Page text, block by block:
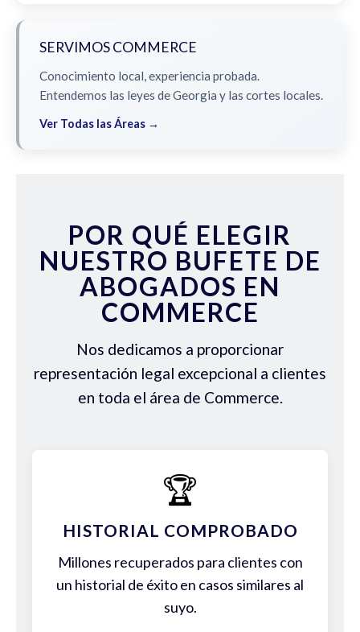
SERVIMOS COMMERCE
Conocimiento local, experiencia probada.
Entendemos las leyes de Georgia y las cortes locales.
Ver Todas las Áreas →
POR QUÉ ELEGIR
NUESTRO BUFETE DE
ABOGADOS EN
COMMERCE
Nos dedicamos a proporcionar
representación legal excepcional a clientes
en toda el área de Commerce.
🏆
HISTORIAL COMPROBADO
Millones recuperados para clientes con
un historial de éxito en casos similares al
suyo.